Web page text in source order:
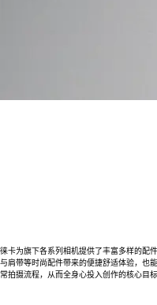
徕卡为旗下各系列相机提供了丰富多样的配
与肩带等时尚配件带来的便捷舒适体验，也
常拍摄流程，从而全身心投入创作的核心目